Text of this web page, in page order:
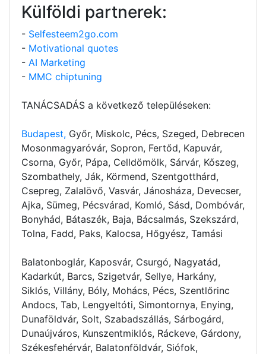
Külföldi partnerek:
- Selfesteem2go.com
- Motivational quotes
- AI Marketing
- MMC chiptuning
TANÁCSADÁS a következő településeken:
Budapest, Győr, Miskolc, Pécs, Szeged, Debrecen
Mosonmagyaróvár, Sopron, Fertőd, Kapuvár,
Csorna, Győr, Pápa, Celldömölk, Sárvár, Kőszeg,
Szombathely, Ják, Körmend, Szentgotthárd,
Csepreg, Zalalövő, Vasvár, Jánosháza, Devecser,
Ajka, Sümeg, Pécsvárad, Komló, Sásd, Dombóvár,
Bonyhád, Bátaszék, Baja, Bácsalmás, Szekszárd,
Tolna, Fadd, Paks, Kalocsa, Hőgyész, Tamási
Balatonboglár, Kaposvár, Csurgó, Nagyatád,
Kadarkút, Barcs, Szigetvár, Sellye, Harkány,
Siklós, Villány, Bóly, Mohács, Pécs, Szentlőrinc
Andocs, Tab, Lengyeltóti, Simontornya, Enying,
Dunaföldvár, Solt, Szabadszállás, Sárbogárd,
Dunaújváros, Kunszentmiklós, Ráckeve, Gárdony,
Székesfehérvár, Balatonföldvár, Siófok,